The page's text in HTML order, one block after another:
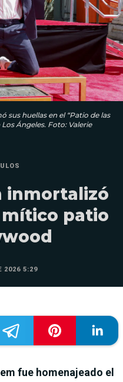
sus huellas en el “Patio de las
Los Ángeles. Foto: Valerie
inmortalizó
patio
2026 5:29
fue homenajeado el